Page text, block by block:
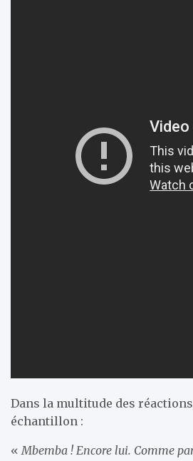
Dans la multitude des
échantillon :
« Mbemba ! Encore lui. Comme